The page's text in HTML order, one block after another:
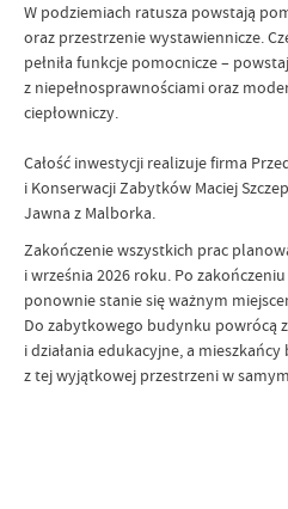
W podziemiach ratusza powstają
oraz przestrzenie wystawiennicze.
pełniła funkcje pomocnicze –
z niepełnosprawnościami oraz
ciepłowniczy.
Całość inwestycji realizuje firma
i Konserwacji Zabytków Maciej
Jawna z Malborka.
Zakończenie wszystkich prac
i września 2026 roku. Po
ponownie stanie się ważnym
Do zabytkowego budynku powrócą
i działania edukacyjne, a
z tej wyjątkowej przestrzeni w